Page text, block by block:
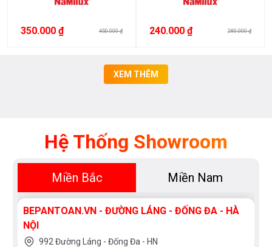
350.000 ₫ 450.000 ₫ 240.000 ₫ 280.000 ₫
XEM THÊM
Hệ Thống Showroom
Miền Bắc Miền Nam
BEPANTOAN.VN - ĐƯỜNG LÁNG - ĐỐNG ĐA - HÀ
NỘI
992 Đường Láng - Đống Đa - HN